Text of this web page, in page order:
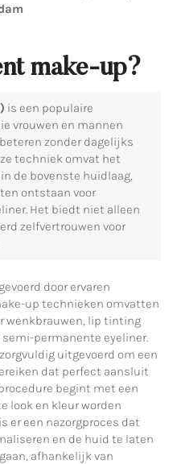
make-up?
is een populaire
vrouwen en mannen
zonder dagelijks
techniek omvat het
de bovenste huidlaag,
ontstaan voor
Het biedt niet alleen
zelfvertrouwen voor
door ervaren
up technieken omvatten
wenkbrauwen, lip tinting
permanente eyeliner.
uitgevoerd om een
dat perfect aansluit
begint met een
look en kleur worden
er een nazorgproces dat
en de huid te laten
afhankelijk van